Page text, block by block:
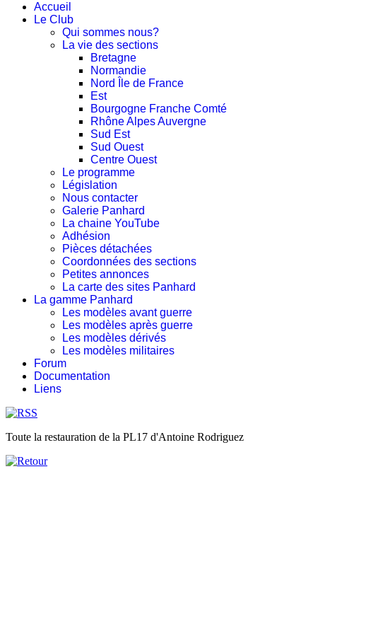
Accueil
Le Club
Qui sommes nous?
La vie des sections
Bretagne
Normandie
Nord Île de France
Est
Bourgogne Franche Comté
Rhône Alpes Auvergne
Sud Est
Sud Ouest
Centre Ouest
Le programme
Législation
Nous contacter
Galerie Panhard
La chaine YouTube
Adhésion
Pièces détachées
Coordonnées des sections
Petites annonces
La carte des sites Panhard
La gamme Panhard
Les modèles avant guerre
Les modèles après guerre
Les modèles dérivés
Les modèles militaires
Forum
Documentation
Liens
Toute la restauration de la PL17 d'Antoine Rodriguez